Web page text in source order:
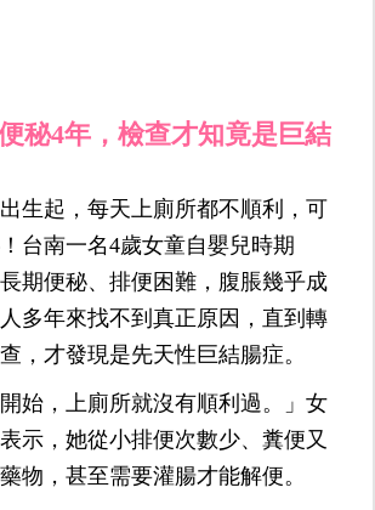
秘4年，檢查才知竟是巨結
生起，每天上廁所都不順利，可
台南一名4歲女童自嬰兒時期
期便秘、排便困難，腹脹幾乎成
多年來找不到真正原因，直到轉
，才發現是先天性巨結腸症。
開始，上廁所就沒有順利過。」女
示，她從小排便次數少、糞便又
物，甚至需要灌腸才能解便。